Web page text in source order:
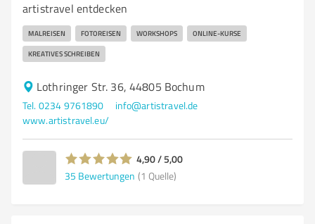
artistravel entdecken
MALREISEN FOTOREISEN WORKSHOPS ONLINE-KURSE
KREATIVES SCHREIBEN
Lothringer Str. 36, 44805 Bochum
Tel. 0234 9761890
info@artistravel.de
www.artistravel.eu/
4,90 / 5,00
35 Bewertungen (1 Quelle)